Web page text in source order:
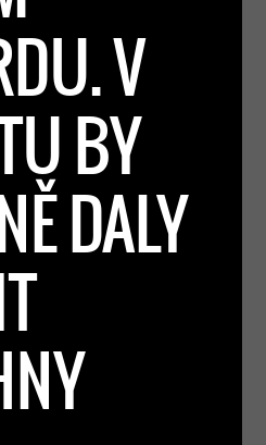
V
BY
DALY